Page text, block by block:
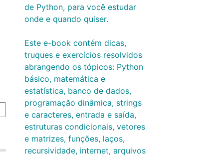
de Python, para você estudar
onde e quando quiser.
Este e-book contém dicas,
truques e exercícios resolvidos
abrangendo os tópicos: Python
básico, matemática e
estatística, banco de dados,
programação dinâmica, strings
e caracteres, entrada e saída,
estruturas condicionais, vetores
e matrizes, funções, laços,
recursividade, internet, arquivos